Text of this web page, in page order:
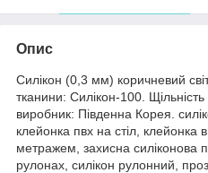
Опис
Силікон (0,3 мм) коричневий
тканини: Силікон-100.
виробник: Південна Корея.
клейонка пвх на стіл, клейонка
метражем, захисна силіконова
рулонах, силікон рулонний,